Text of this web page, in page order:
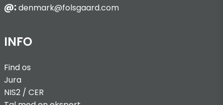
@:denmark@folsgaard.com
INFO
Find os
Jura
NIS2 / CER